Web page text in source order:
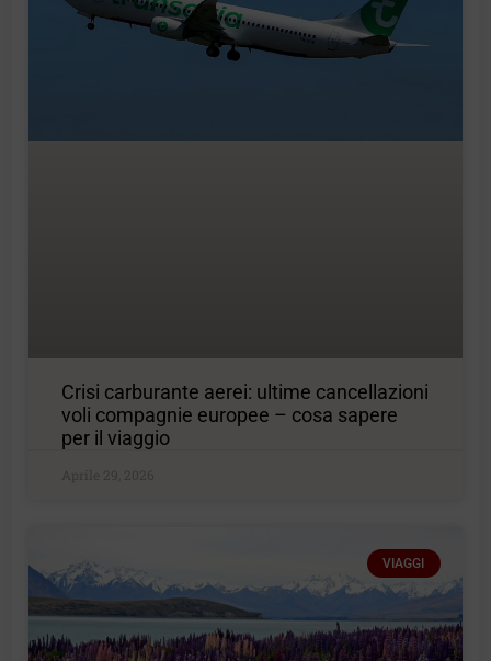
Crisi carburante aerei: ultime cancellazioni
voli compagnie europee – cosa sapere
per il viaggio
Aprile 29, 2026
VIAGGI